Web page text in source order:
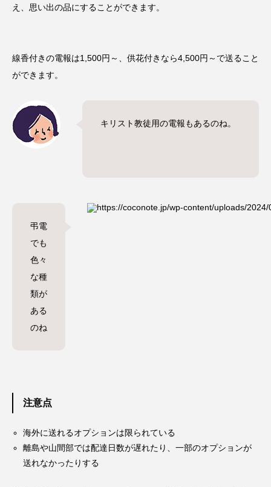
え、思い出の品にすることができます。
線香付きの電報は1,500円～、供花付きなら4,500円～で送ること
ができます。
キリスト教徒用の電報もあるのね。
弔電
でも
色々
な種
類が
ある
のね
注意点
海外に送れるオプションは限られている
離島や山間部では配達日数が遅れたり、一部のオプションが
送れなかったりする